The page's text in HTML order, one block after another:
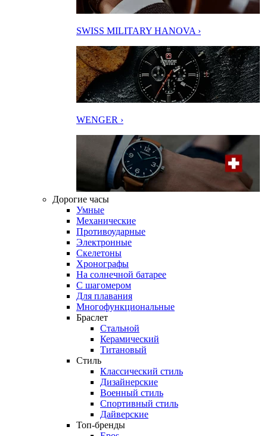
SWISS MILITARY HANOVA ›
WENGER ›
Дорогие часы
Умные
Механические
Противоударные
Электронные
Скелетоны
Хронографы
На солнечной батарее
С шагомером
Для плавания
Многофункциональные
Браслет
Стальной
Керамический
Титановый
Стиль
Классический стиль
Дизайнерские
Военный стиль
Спортивный стиль
Дайверские
Топ-бренды